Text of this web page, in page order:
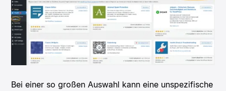
Bei einer so großen Auswahl kann eine unspezifische